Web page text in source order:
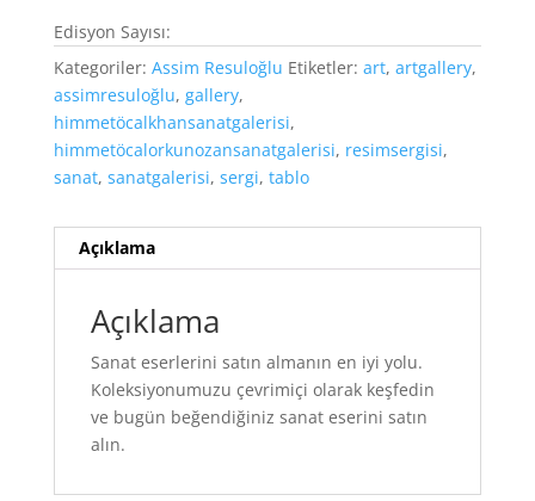
Edisyon Sayısı:
Kategoriler: Assim Resuloğlu Etiketler: art, artgallery,
assimresuloğlu, gallery,
himmetöcalkhansanatgalerisi,
himmetöcalorkunozansanatgalerisi, resimsergisi,
sanat, sanatgalerisi, sergi, tablo
Açıklama
Açıklama
Sanat eserlerini satın almanın en iyi yolu.
Koleksiyonumuzu çevrimiçi olarak keşfedin
ve bugün beğendiğiniz sanat eserini satın
alın.